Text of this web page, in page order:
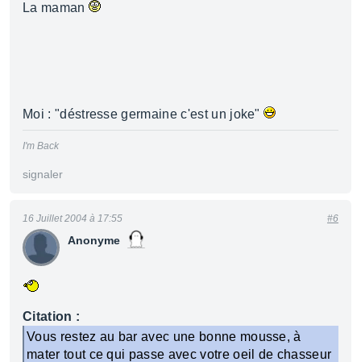
La maman
Moi : "déstresse germaine c'est un joke"
I'm Back
signaler
Anonyme
16 Juillet 2004 à 17:55 #6
Citation :
Vous restez au bar avec une bonne mousse, à
mater tout ce qui passe avec votre oeil de chasseur